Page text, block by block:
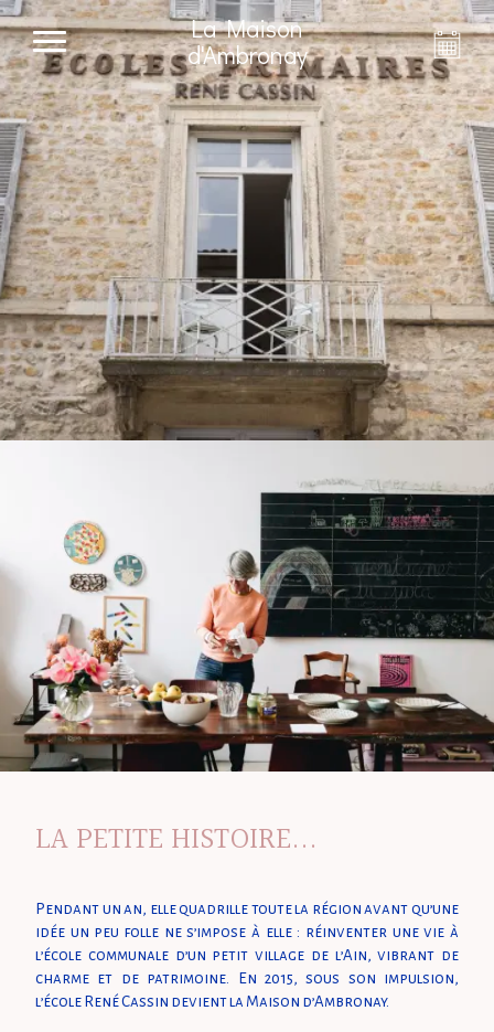
La Maison
d'Ambronay
LA PETITE HISTOIRE...
Pendant un an, elle quadrille toute la région avant qu’une
idée un peu folle ne s’impose à elle : réinventer une vie à
l’école communale d’un petit village de l’Ain, vibrant de
charme et de patrimoine. En 2015, sous son impulsion,
l’école René Cassin devient la Maison d’Ambronay.